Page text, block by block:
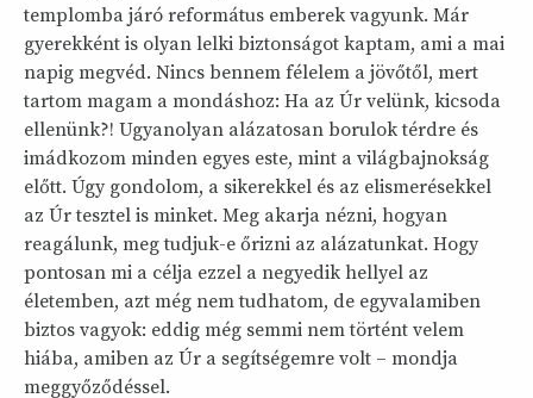
templomba járó református emberek vagyunk. Már
gyerekként is olyan lelki biztonságot kaptam, ami a mai
napig megvéd. Nincs bennem félelem a jövőtől, mert
tartom magam a mondáshoz: Ha az Úr velünk, kicsoda
ellenünk?! Ugyanolyan alázatosan borulok térdre és
imádkozom minden egyes este, mint a világbajnokság
előtt. Úgy gondolom, a sikerekkel és az elismerésekkel
az Úr tesztel is minket. Meg akarja nézni, hogyan
reagálunk, meg tudjuk-e őrizni az alázatunkat. Hogy
pontosan mi a célja ezzel a negyedik hellyel az
életemben, azt még nem tudhatom, de egyvalamiben
biztos vagyok: eddig még semmi nem történt velem
hiába, amiben az Úr a segítségemre volt – mondja
meggyőződéssel.